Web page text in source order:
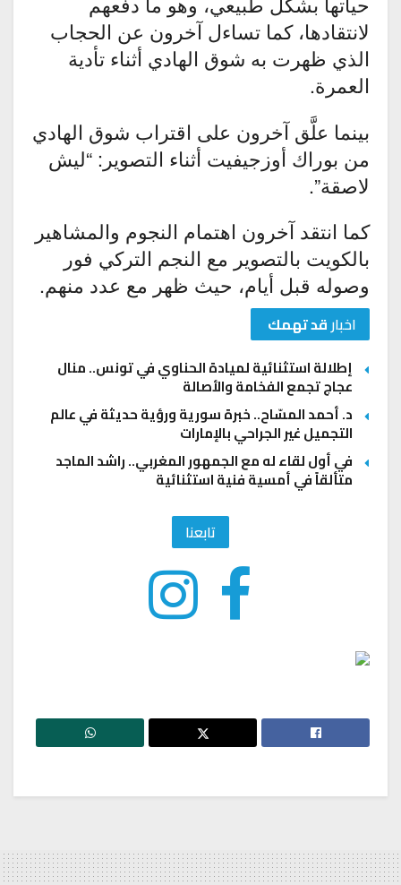
لانتقادها، كما تساءل آخرون عن الحجاب
الذي ظهرت به شوق الهادي أثناء تأدية
العمرة.
بينما علَّق آخرون على اقتراب شوق الهادي
من بوراك أوزجيفيت أثناء التصوير: “ليش
لاصقة”.
كما انتقد آخرون اهتمام النجوم والمشاهير
بالكويت بالتصوير مع النجم التركي فور
وصوله قبل أيام، حيث ظهر مع عدد منهم.
اخبارقد تهمك
إطلالة استثنائية لميادة الحناوي في تونس.. منال
عجاج تجمع الفخامة والأصالة
د. أحمد المسّاح.. خبرة سورية ورؤية حديثة في عالم
التجميل غير الجراحي بالإمارات
في أول لقاء له مع الجمهور المغربي.. راشد الماجد
متألقاً في أمسية فنية استثنائية
تابعنا